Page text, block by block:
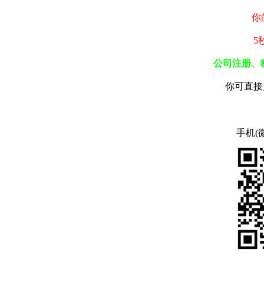
你
5
公司注册、
你可直
手机(